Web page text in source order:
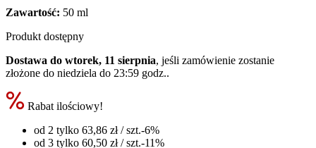
Zawartość: 50 ml
Produkt dostępny
Dostawa do wtorek, 11 sierpnia, jeśli zamówienie zostanie
złożone do niedziela do 23:59 godz..
Rabat ilościowy!
od 2 tylko 63,86 zł/ szt.-6%
od 3 tylko 60,50 zł/ szt.-11%